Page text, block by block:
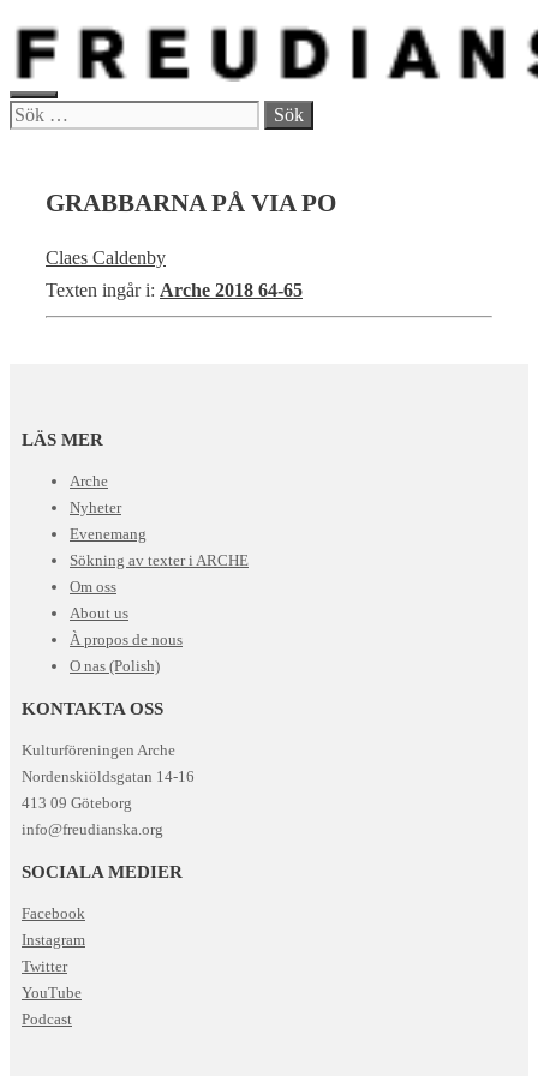
Hoppa
innehåll
MENY
Sök
GRABBARNA PÅ VIA PO
Claes Caldenby
Texten ingår i: Arche 2018 64-65
LÄS MER
Arche
Nyheter
Evenemang
Sökning av texter i ARCHE
Om oss
About us
À propos de nous
O nas (Polish)
KONTAKTA OSS
Kulturföreningen Arche
Nordenskiöldsgatan 14-16
413 09 Göteborg
info@freudianska.org
SOCIALA MEDIER
Facebook
Instagram
Twitter
YouTube
Podcast